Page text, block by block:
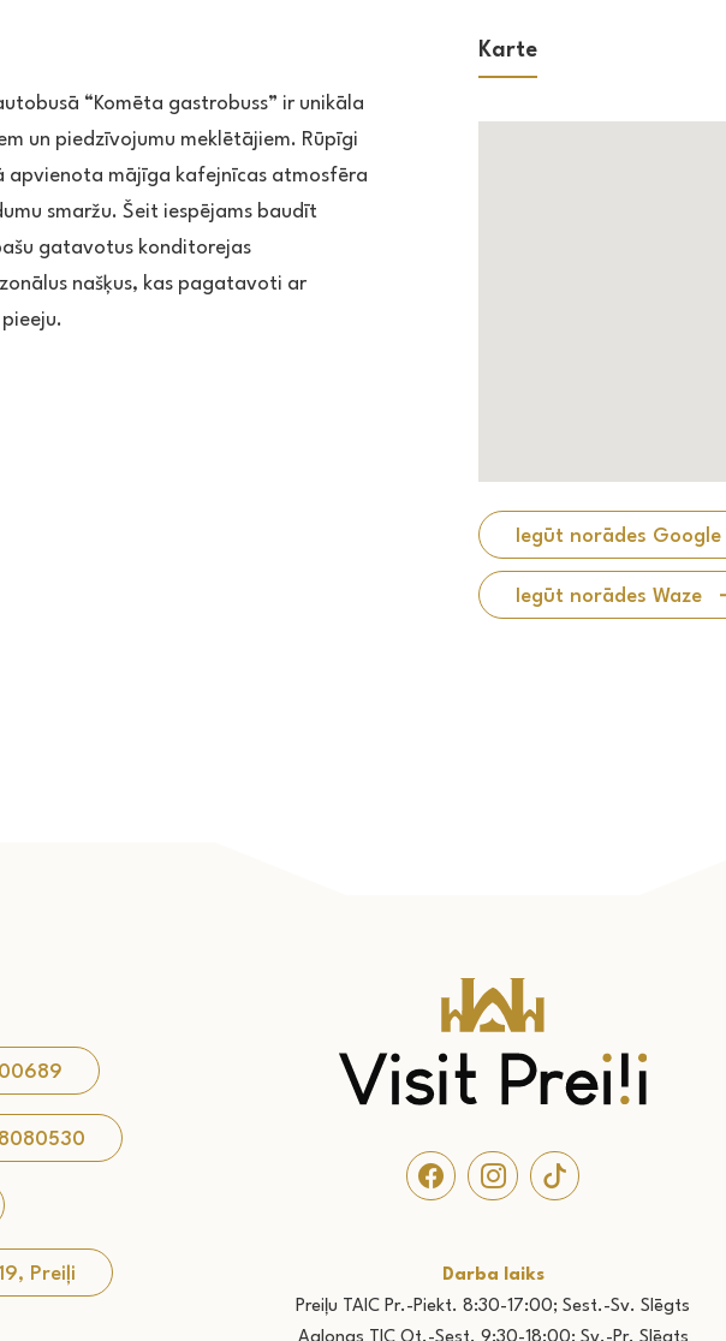
“Komēta gastrobuss” ir unikāla
un piedzīvojumu meklētājiem. Rūpīgi
apvienota mājīga kafejnīcas atmosfēra
smaržu. Šeit iespējams baudīt
gatavotus konditorejas
našķus, kas pagatavoti ar
Karte
Iegūt norādes Google
Iegūt norādes Waze
Preiļi
Darba laiks
Preiļu TAIC Pr.-Piekt. 8:30-17:00; Sest.-Sv. Slēgts